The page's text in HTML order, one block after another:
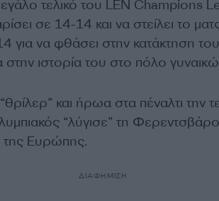
τελικό του LEN Champions
σε 14-14 και να στείλει το
για να φθάσει στην κατάκτηση
ιστορία του στο πόλο
και ήρωα στα πέναλτι
“λύγισε” τη
της Ευρώπης.
ΔΙΑΦΗΜΙΣΗ